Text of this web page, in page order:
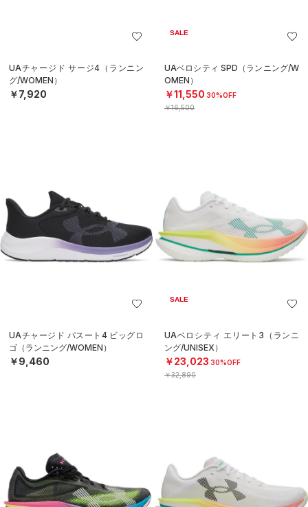
UAチャージド サージ4（ランニン
グ/WOMEN）
￥7,920
SALE
UAベロシティ SPD（ランニング/W
OMEN）
￥11,550 30%OFF
￥16,500
UAチャージド パスート4 ビッグロ
ゴ（ランニング/WOMEN）
￥9,460
SALE
UAベロシティ エリート3（ランニ
ング/UNISEX）
￥23,023 30%OFF
￥32,890